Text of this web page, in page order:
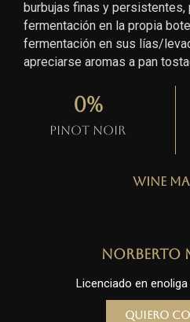
burbujas finas y persistentes,
fermentación en la propia
fermentación en sus lías/
apreciarse aromas a pan
Pinot Noir
0%
Wine
Norberto
Licenciado en
Quiero